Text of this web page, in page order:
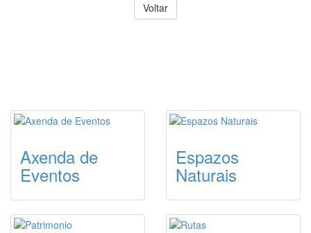
Voltar
Axenda de
Eventos
Espazos
Naturais